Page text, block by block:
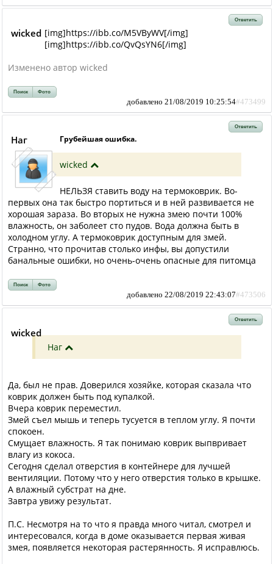
Ответить
wicked [img]https://ibb.co/M5VByWV[/img]
[img]https://ibb.co/QvQsYN6[/img]
Изменено автор wicked
Поиск Фото
добавлено 21/08/2019 10:25:54#473499
Ответить
Наг Грубейшая ошибка.
wicked
НЕЛЬЗЯ ставить воду на термоковрик. Во-
первых она так быстро портиться и в ней развивается не
хорошая зараза. Во вторых не нужна змею почти 100%
влажность, он заболеет сто пудов. Вода должна быть в
холодном углу. А термоковрик доступным для змей.
Странно, что прочитав столько инфы, вы допустили
банальные ошибки, но очень-очень опасные для питомца
Поиск Фото
добавлено 22/08/2019 22:43:07#473506
Ответить
wicked
Наг
Да, был не прав. Доверился хозяйке, которая сказала что
коврик должен быть под купалкой.
Вчера коврик переместил.
Змей съел мышь и теперь тусуется в теплом углу. Я почти
спокоен.
Смущает влажность. Я так понимаю коврик выпвривает
влагу из кокоса.
Сегодня сделал отверстия в контейнере для лучшей
вентиляции. Потому что у него отверстия только в крышке.
А влажный субстрат на дне.
Завтра увижу результат.
П.С. Несмотря на то что я правда много читал, смотрел и
интересовался, когда в доме оказывается первая живая
змея, появляется некоторая растерянность. Я исправлюсь.